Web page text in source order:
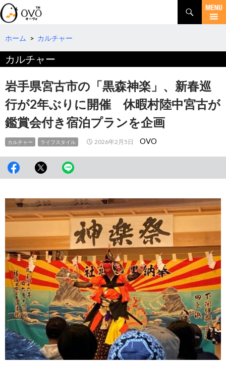
検
索
コ
テ
ツ
へ
動
ホーム > カルチャー
カルチャー
岩手県宮古市の「黒森神楽」、新春巡
行が2年ぶりに開催 休暇村陸中宮古が
鑑賞会付き宿泊プランを企画
カルチャー ライフスタイル 2026年2月5日 OVO